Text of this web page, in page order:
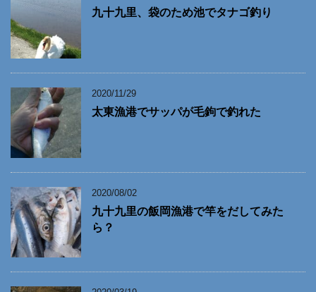
九十九里、袋のため池でタナゴ釣り
2020/11/29
太東漁港でサッパが毛鉤で釣れた
2020/08/02
九十九里の飯岡漁港で竿をだしてみた
ら？